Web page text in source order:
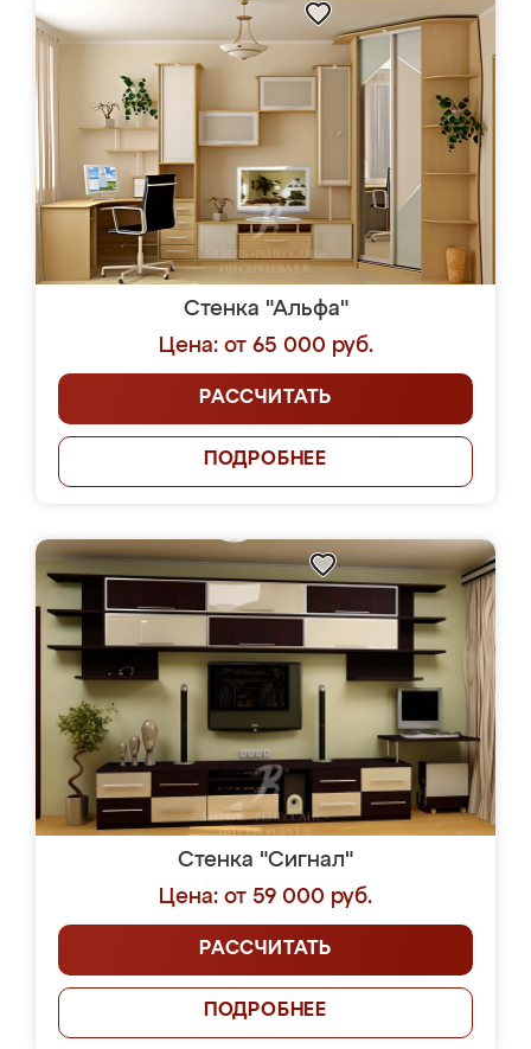
Стенка "Альфа"
Цена: от 65 000 руб.
РАССЧИТАТЬ
ПОДРОБНЕЕ
Стенка "Сигнал"
Цена: от 59 000 руб.
РАССЧИТАТЬ
ПОДРОБНЕЕ